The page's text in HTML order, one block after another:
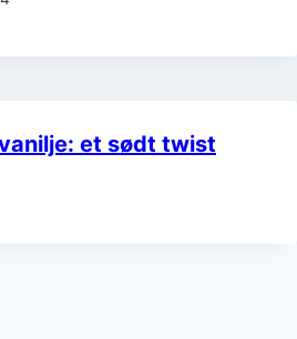
et sødt twist